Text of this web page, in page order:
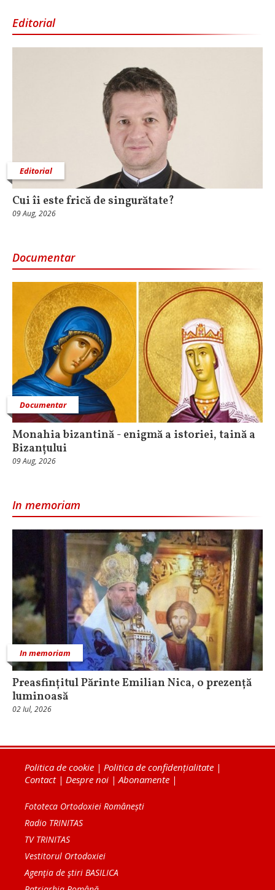
Editorial
Editorial
Cui îi este frică de singurătate?
09 Aug, 2026
Documentar
Documentar
Monahia bizantină - enigmă a istoriei, taină a
Bizanțului
09 Aug, 2026
In memoriam
In memoriam
Preasfințitul Părinte Emilian Nica, o prezență
luminoasă
02 Iul, 2026
Politica de cookie | Politica de confidențialitate |
Contact| Despre noi | Abonamente |
Fototeca Ortodoxiei Românești
Radio TRINITAS
TV TRINITAS
Vestitorul Ortodoxiei
Agenţia de ştiri BASILICA